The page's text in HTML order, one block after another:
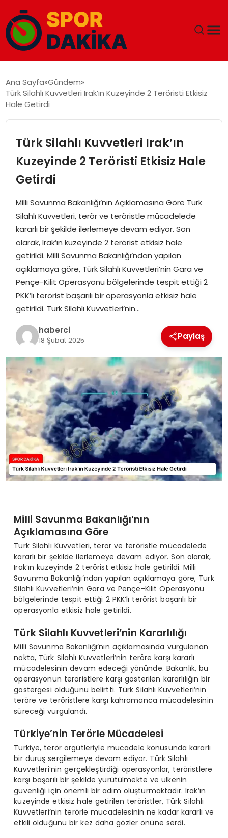
GÜNDEM
EKONOMI
MAGAZIN
SAĞLIK
SIYASET
SPOR
TEKNOLOJI
YAŞAM
Ana Sayfa Gündem
Türk Silahlı Kuvvetleri Irak’ın Kuzeyinde 2 Teröristi Etkisiz
Hale Getirdi
Türk Silahlı Kuvvetleri Irak’ın
Kuzeyinde 2 Teröristi Etkisiz Hale
Getirdi
Milli Savunma Bakanlığı’nın Açıklamasına Göre Türk
Silahlı Kuvvetleri, terör ve teröristle mücadelede
kararlı bir şekilde ilerlemeye devam ediyor. Son
olarak, Irak’ın kuzeyinde 2 terörist etkisiz hale
getirildi. Milli Savunma Bakanlığı’ndan yapılan
açıklamaya göre, Türk Silahlı Kuvvetleri’nin Gara ve
Pençe-Kilit Operasyonu bölgelerinde tespit ettiği 2
PKK’lı terörist başarılı bir operasyonla etkisiz hale
getirildi. Türk Silahlı Kuvvetleri’nin…
haberci
18 Şubat 2025 Paylaş
Milli Savunma Bakanlığı’nın
Açıklamasına Göre
Türk Silahlı Kuvvetleri, terör ve teröristle mücadelede
kararlı bir şekilde ilerlemeye devam ediyor. Son olarak,
Irak’ın kuzeyinde 2 terörist etkisiz hale getirildi. Milli
Savunma Bakanlığı’ndan yapılan açıklamaya göre, Türk
Silahlı Kuvvetleri’nin Gara ve Pençe-Kilit Operasyonu
bölgelerinde tespit ettiği 2 PKK’lı terörist başarılı bir
operasyonla etkisiz hale getirildi.
Türk Silahlı Kuvvetleri’nin Kararlılığı
Milli Savunma Bakanlığı’nın açıklamasında vurgulanan
nokta, Türk Silahlı Kuvvetleri’nin teröre karşı kararlı
mücadelesinin devam edeceği yönünde. Bakanlık, bu
operasyonun teröristlere karşı gösterilen kararlılığın bir
göstergesi olduğunu belirtti. Türk Silahlı Kuvvetleri’nin
teröre ve teröristlere karşı kahramanca mücadelesinin
süreceği vurgulandı.
Türkiye’nin Terörle Mücadelesi
Türkiye, terör örgütleriyle mücadele konusunda kararlı
bir duruş sergilemeye devam ediyor. Türk Silahlı
Kuvvetleri’nin gerçekleştirdiği operasyonlar, teröristlere
karşı başarılı bir şekilde yürütülmekte ve ülkenin
güvenliği için önemli bir adım oluşturmaktadır. Irak’ın
kuzeyinde etkisiz hale getirilen teröristler, Türk Silahlı
Kuvvetleri’nin terörle mücadelesinin ne kadar kararlı ve
etkili olduğunu bir kez daha gözler önüne serdi.